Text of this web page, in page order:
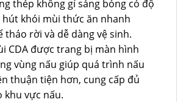
thép không gỉ sáng bóng có độ
hút khói mùi thức ăn nhanh
tháo rời và dễ dàng vệ sinh.
CDA được trang bị màn hình
vùng nấu giúp quá trình nấu
thuận tiện hơn, cung cấp đủ
khu vực nấu.